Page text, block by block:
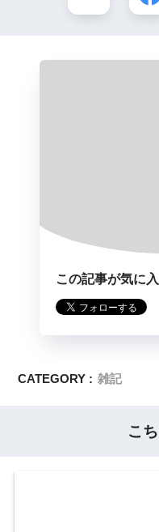
この記事が気に
CATEGORY : 雑記
こ